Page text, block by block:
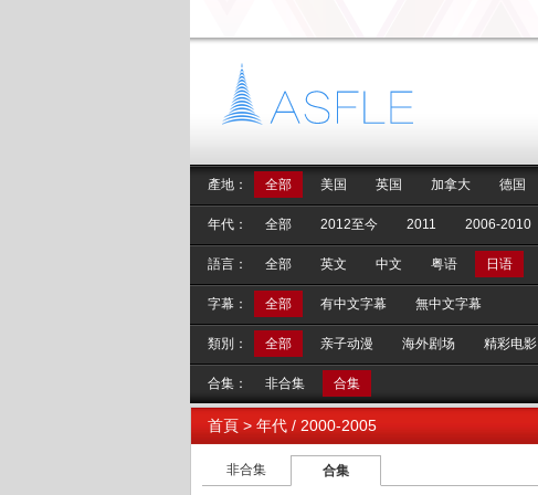
產地： 全部 美国 英国 加拿大 德国
年代： 全部 2012至今 2011 2006-2010
語言： 全部 英文 中文 粤语 日语
字幕： 全部 有中文字幕 無中文字幕
類別： 全部 亲子动漫 海外剧场 精彩电影
合集： 非合集 合集
首頁 > 年代 / 2000-2005
非合集 合集